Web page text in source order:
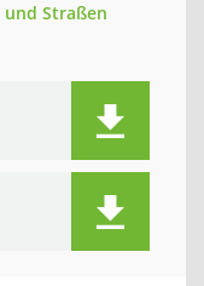
und Straßen